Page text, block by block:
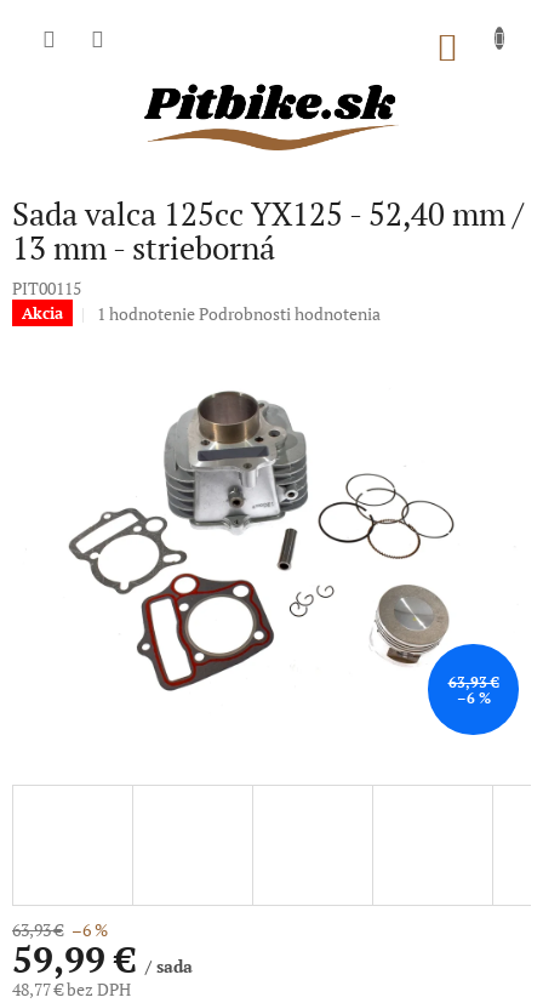
Sada valca 125cc YX125 - 52,40 mm /
13 mm - strieborná
PIT00115
Akcia
Priemerné
hviezdičiek.
1 hodnoteniePodrobnosti hodnotenia
63,93 €
–6 %
63,93 € –6 %
59,99 €/ sada
48,77 € bez DPH